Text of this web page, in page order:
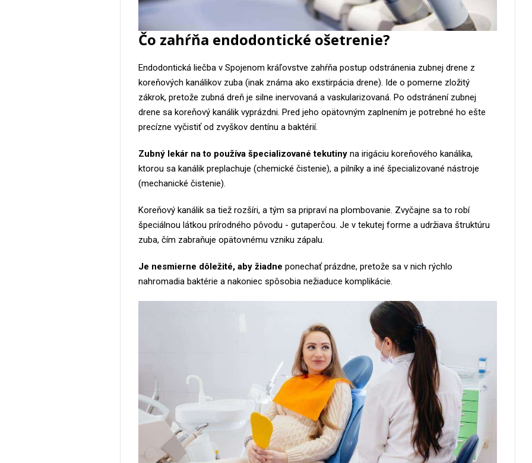
Čo zahŕňa endodontické ošetrenie?
Endodontická liečba v Spojenom kráľovstve zahŕňa postup odstránenia zubnej drene z
koreňových kanálikov zuba (inak známa ako exstirpácia drene). Ide o pomerne zložitý
zákrok, pretože zubná dreň je silne inervovaná a vaskularizovaná. Po odstránení zubnej
drene sa koreňový kanálik vyprázdni. Pred jeho opätovným zaplnením je potrebné ho ešte
precízne vyčistiť od zvyškov dentínu a baktérií.
Zubný lekár na to používa špecializované tekutiny na irigáciu koreňového kanálika,
ktorou sa kanálik preplachuje (chemické čistenie), a pilníky a iné špecializované nástroje
(mechanické čistenie).
Koreňový kanálik sa tiež rozšíri, a tým sa pripraví na plombovanie. Zvyčajne sa to robí
špeciálnou látkou prírodného pôvodu - gutaperčou. Je v tekutej forme a udržiava štruktúru
zuba, čím zabraňuje opätovnému vzniku zápalu.
Je nesmierne dôležité, aby žiadne ponechať prázdne, pretože sa v nich rýchlo
nahromadia baktérie a nakoniec spôsobia nežiaduce komplikácie.